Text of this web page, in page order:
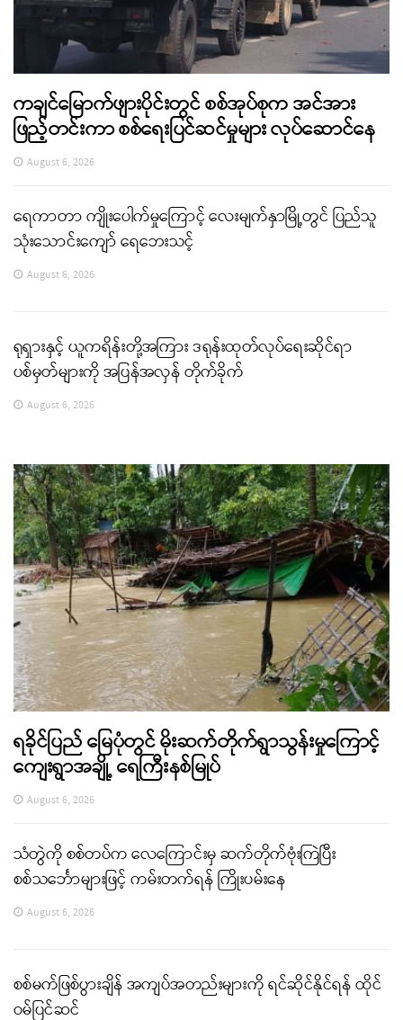
ကချင်မြောက်ဖျားပိုင်းတွင် စစ်အုပ်စုက အင်အား
ဖြည့်တင်းကာ စစ်ရေးပြင်ဆင်မှုများ လုပ်ဆောင်နေ
August 6, 2026
ရေကာတာ ကျိုးပေါက်မှုကြောင့် လေးမျက်နှာမြို့တွင် ပြည်သူ
သုံးသောင်းကျော် ရေဘေးသင့်
August 6, 2026
ရုရှားနှင့် ယူကရိန်းတို့အကြား ဒရုန်းထုတ်လုပ်ရေးဆိုင်ရာ
ပစ်မှတ်များကို အပြန်အလှန် တိုက်ခိုက်
August 6, 2026
ရခိုင်ပြည် မြေပုံတွင် မိုးဆက်တိုက်ရွာသွန်းမှုကြောင့်
ကျေးရွာအချို့ ရေကြီးနစ်မြုပ်
August 6, 2026
သံတွဲကို စစ်တပ်က လေကြောင်းမှ ဆက်တိုက်ဗုံးကြဲပြီး
စစ်သင်္ဘောများဖြင့် ကမ်းတက်ရန် ကြိုးပမ်းနေ
August 6, 2026
စစ်မက်ဖြစ်ပွားချိန် အကျပ်အတည်းများကို ရင်ဆိုင်နိုင်ရန် ထိုင်
ဝမ်ပြင်ဆင်